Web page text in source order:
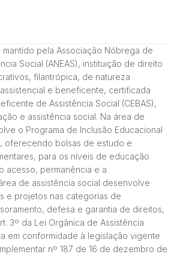
pela Associação Nóbrega de
Social (ANEAS), instituição de direito
filantrópica, de natureza
e beneficente, certificada
de Assistência Social (CEBAS),
e assistência social. Na área de
o Programa de Inclusão Educacional
oferecendo bolsas de estudo e
para os níveis de educação
acesso, permanência e a
de assistência social desenvolve
e projetos nas categorias de
defesa e garantia de direitos,
3º da Lei Orgânica de Assistência
em conformidade à legislação vigente
nº 187 de 16 de dezembro de